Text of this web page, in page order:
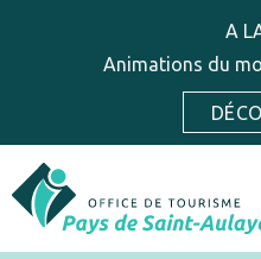
A
Animations du